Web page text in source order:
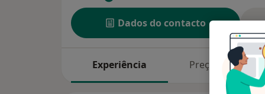
Dados do contacto
Experiência Preços